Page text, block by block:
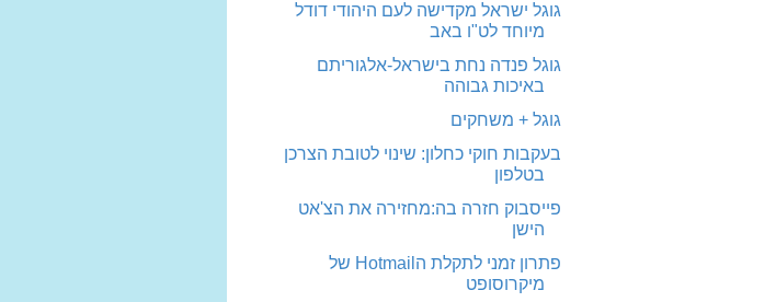
גוגל ישראל מקדישה לעם היהודי דודל
מיוחד לט"ו באב
גוגל פנדה נחת בישראל-אלגוריתם
באיכות גבוהה
גוגל + משחקים
בעקבות חוקי כחלון: שינוי לטובת הצרכן
בטלפון
פייסבוק חזרה בה:מחזירה את הצ'אט
הישן
פתרון זמני לתקלת הHotmail של
מיקרוסופט